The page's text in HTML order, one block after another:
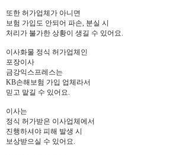
또한 허가업체가 아니면
보험 가입도 안되어 파손, 분실 시
처리가 불가한 상황이 생길 수 있어요.
이사화물 정식 허가업체인
포장이사
금강익스프레스는
KB손해보험 가입 업체라서
믿고 맡길 수 있어요.
이사는
정식 허가받은 이사업체에서
진행하셔야 피해 발생 시
보상받으실 수 있어요.